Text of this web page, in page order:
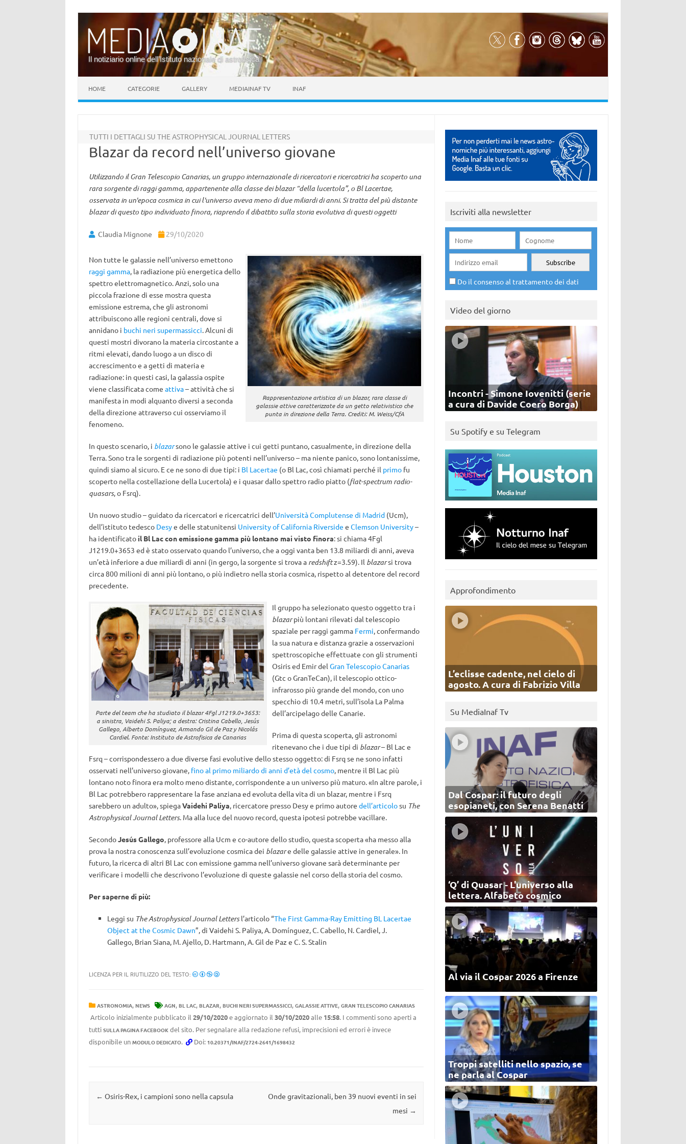
Il notiziario online dell’Istituto nazionale di astrofisica
HOME CATEGORIE GALLERY MEDIAINAF TV INAF
TUTTI I DETTAGLI SU THE ASTROPHYSICAL JOURNAL LETTERS
Blazar da record nell’universo giovane
Utilizzando il Gran Telescopio Canarias, un gruppo internazionale di ricercatori e ricercatrici ha scoperto una
rara sorgente di raggi gamma, appartenente alla classe dei blazar “della lucertola”, o Bl Lacertae,
osservata in un'epoca cosmica in cui l'universo aveva meno di due miliardi di anni. Si tratta del più distante
blazar di questo tipo individuato finora, riaprendo il dibattito sulla storia evolutiva di questi oggetti
Claudia Mignone 29/10/2020
Rappresentazione artistica di un blazar, rara classe di
galassie attive caratterizzate da un getto relativistico che
punta in direzione della Terra. Crediti: M. Weiss/CfA
Non tutte le galassie nell’universo emettono
raggi gamma, la radiazione più energetica dello
spettro elettromagnetico. Anzi, solo una
piccola frazione di esse mostra questa
emissione estrema, che gli astronomi
attribuiscono alle regioni centrali, dove si
annidano i buchi neri supermassicci.Alcuni di
questi mostri divorano la materia circostante a
ritmi elevati, dando luogo a un disco di
accrescimento e a getti di materia e
radiazione: in questi casi, la galassia ospite
viene classificata come attiva– attività che si
manifesta in modi alquanto diversi a seconda
della direzione attraverso cui osserviamo il
fenomeno.
In questo scenario, i blazarsono le galassie attive i cui getti puntano, casualmente, in direzione della
Terra. Sono tra le sorgenti di radiazione più potenti nell’universo – ma niente panico, sono lontanissime,
quindi siamo al sicuro. E ce ne sono di due tipi: i Bl Lacertae (o Bl Lac, così chiamati perché il primofu
scoperto nella costellazione della Lucertola) e i quasar dallo spettro radio piatto (flat-spectrum radio-
quasars, o Fsrq).
Un nuovo studio – guidato da ricercatori e ricercatrici dell’Università Complutense di Madrid(Ucm),
dell’istituto tedesco Desye delle statunitensi University of California Riverside e Clemson University–
ha identificato il Bl Lac con emissione gamma più lontano mai visto finora: si chiama 4Fgl
J1219.0+3653 ed è stato osservato quando l’universo, che a oggi vanta ben 13.8 miliardi di anni, aveva
un’età inferiore a due miliardi di anni (in gergo, la sorgente si trova a redshiftz=3.59). Il blazarsi trova
circa 800 milioni di anni più lontano, o più indietro nella storia cosmica, rispetto al detentore del record
precedente.
Parte del team che ha studiato il blazar 4Fgl J1219.0+3653:
a sinistra, Vaidehi S. Paliya; a destra: Cristina Cabello, Jesús
Gallego, Alberto Domínguez, Armando Gil de Paz y Nicolás
Cardiel. Fonte: Instituto de Astrofisica de Canarias
Il gruppo ha selezionato questo oggetto tra i
blazarpiù lontani rilevati dal telescopio
spaziale per raggi gamma Fermi, confermando
la sua natura e distanza grazie a osservazioni
spettroscopiche effettuate con gli strumenti
Osiris ed Emir del Gran Telescopio Canarias
(Gtc o GranTeCan), il telescopio ottico-
infrarosso più grande del mondo, con uno
specchio di 10.4 metri, sull’isola La Palma
dell’arcipelago delle Canarie.
Prima di questa scoperta, gli astronomi
ritenevano che i due tipi di blazar– Bl Lac e
Fsrq – corrispondessero a due diverse fasi evolutive dello stesso oggetto: di Fsrq se ne sono infatti
osservati nell’universo giovane, fino al primo miliardo di anni d’età del cosmo, mentre il Bl Lac più
lontano noto finora era molto meno distante, corrispondente a un universo più maturo. «In altre parole, i
Bl Lac potrebbero rappresentare la fase anziana ed evoluta della vita di un blazar, mentre i Fsrq
sarebbero un adulto», spiegaVaidehi Paliya, ricercatore presso Desy e primo autore dell’articolosu The
Astrophysical Journal Letters. Ma alla luce del nuovo record, questa ipotesi potrebbe vacillare.
SecondoJesús Gallego, professore alla Ucm e co-autore dello studio, questa scoperta «ha messo alla
prova la nostra conoscenza sull’evoluzione cosmica dei blazare delle galassie attive in generale». In
futuro, la ricerca di altri Bl Lac con emissione gamma nell’universo giovane sarà determinante per
verificare i modelli che descrivono l’evoluzione di queste galassie nel corso della storia del cosmo.
Per saperne di più:
Leggi su The Astrophysical Journal Lettersl’articolo “The First Gamma-Ray Emitting BL Lacertae
Object at the Cosmic Dawn”, di Vaidehi S. Paliya,A. Domínguez,C. Cabello, N. Cardiel,J.
Gallego, Brian Siana, M. Ajello, D. Hartmann,A. Gil de Paz e C. S. Stalin
LICENZA PER IL RIUTILIZZO DEL TESTO:
ASTRONOMIA, NEWS AGN, BL LAC, BLAZAR, BUCHI NERI SUPERMASSICCI, GALASSIE ATTIVE, GRAN TELESCOPIO CANARIAS
Articolo inizialmente pubblicato il 29/10/2020e aggiornato il 30/10/2020alle 15:58. I commenti sono aperti a
tutti SULLA PAGINA FACEBOOKdel sito. Per segnalare alla redazione refusi, imprecisioni ed errori è invece
disponibile un MODULO DEDICATO. Doi: 10.20371/INAF/2724-2641/1698432
Navigazione articolo
← Osiris-Rex, i campioni sono nella capsula
Onde gravitazionali, ben 39 nuovi eventi in sei
mesi →
Iscriviti alla newsletter
Do il consenso al trattamento dei dati
Video del giorno
Incontri - Simone Iovenitti (serie
a cura di Davide Coero Borga)
Su Spotify e su Telegram
Approfondimento
L’eclisse cadente, nel cielo di
agosto. A cura di Fabrizio Villa
Su MediaInaf Tv
Dal Cospar: il futuro degli
esopianeti, con Serena Benatti
‘Q’ di Quasar - L'universo alla
lettera. Alfabeto cosmico
Al via il Cospar 2026 a Firenze
Troppi satelliti nello spazio, se
ne parla al Cospar